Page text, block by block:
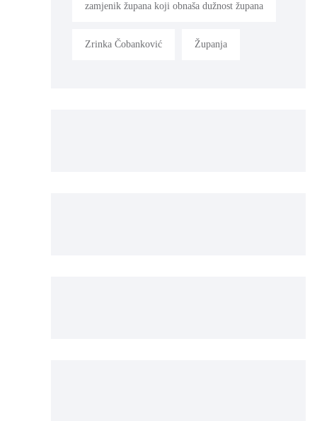
zamjenik župana koji obnaša dužnost župana
Zrinka Čobanković Županja